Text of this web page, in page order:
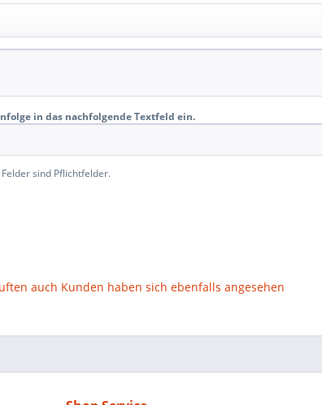
in das nachfolgende Textfeld ein.
sind Pflichtfelder.
auch Kunden haben sich ebenfalls angesehen